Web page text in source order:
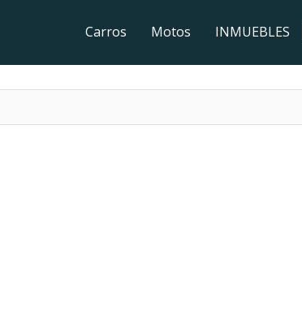
Carros Motos INMUEBLES